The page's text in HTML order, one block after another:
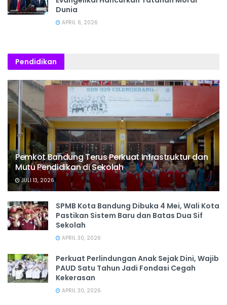
Dunia
APRIL 6, 2026
Pendidikan
Pemkot Bandung Terus Perkuat Infrastruktur dan
Mutu Pendidikan di Sekolah
JULI 13, 2026
SPMB Kota Bandung Dibuka 4 Mei, Wali Kota
Pastikan Sistem Baru dan Batas Dua Sif
Sekolah
APRIL 30, 2026
Perkuat Perlindungan Anak Sejak Dini, Wajib
PAUD Satu Tahun Jadi Fondasi Cegah
Kekerasan
APRIL 30, 2026